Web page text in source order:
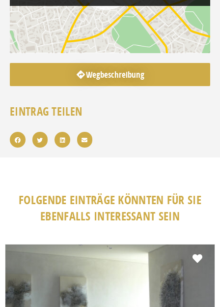
Wegbeschreibung
EINTRAG TEILEN
FOLGENDE EINTRÄGE KÖNNTEN FÜR SIE
EBENFALLS INTERESSANT SEIN